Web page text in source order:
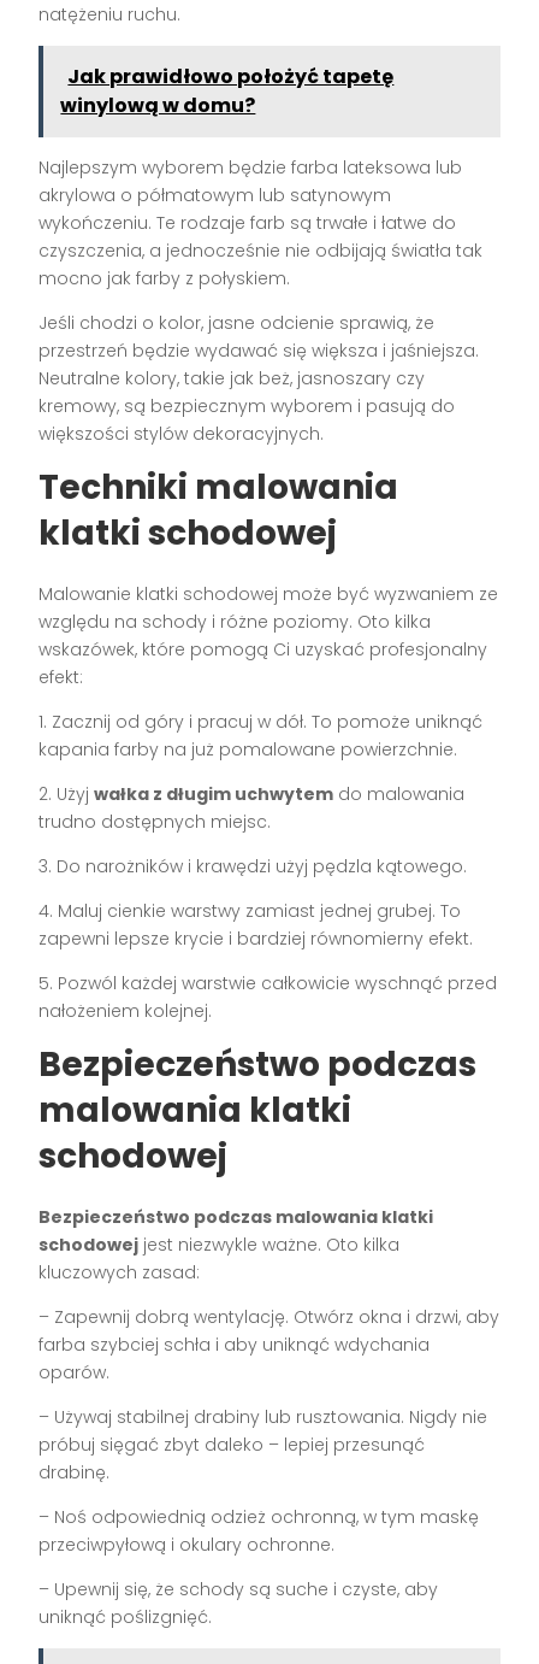
natężeniu ruchu.
Jak prawidłowo położyć tapetę
winylową w domu?
Najlepszym wyborem będzie farba lateksowa lub
akrylowa o półmatowym lub satynowym
wykończeniu. Te rodzaje farb są trwałe i łatwe do
czyszczenia, a jednocześnie nie odbijają światła tak
mocno jak farby z połyskiem.
Jeśli chodzi o kolor, jasne odcienie sprawią, że
przestrzeń będzie wydawać się większa i jaśniejsza.
Neutralne kolory, takie jak beż, jasnoszary czy
kremowy, są bezpiecznym wyborem i pasują do
większości stylów dekoracyjnych.
Techniki malowania
klatki schodowej
Malowanie klatki schodowej może być wyzwaniem ze
względu na schody i różne poziomy. Oto kilka
wskazówek, które pomogą Ci uzyskać profesjonalny
efekt:
1. Zacznij od góry i pracuj w dół. To pomoże uniknąć
kapania farby na już pomalowane powierzchnie.
2. Użyjwałka z długim uchwytem do malowania
trudno dostępnych miejsc.
3. Do narożników i krawędzi użyj pędzla kątowego.
4. Maluj cienkie warstwy zamiast jednej grubej. To
zapewni lepsze krycie i bardziej równomierny efekt.
5. Pozwól każdej warstwie całkowicie wyschnąć przed
nałożeniem kolejnej.
Bezpieczeństwo podczas
malowania klatki
schodowej
Bezpieczeństwo podczas malowania klatki
schodowej jest niezwykle ważne. Oto kilka
kluczowych zasad:
– Zapewnij dobrą wentylację. Otwórz okna i drzwi, aby
farba szybciej schła i aby uniknąć wdychania
oparów.
– Używaj stabilnej drabiny lub rusztowania. Nigdy nie
próbuj sięgać zbyt daleko – lepiej przesunąć
drabinę.
– Noś odpowiednią odzież ochronną, w tym maskę
przeciwpyłową i okulary ochronne.
– Upewnij się, że schody są suche i czyste, aby
uniknąć poślizgnięć.